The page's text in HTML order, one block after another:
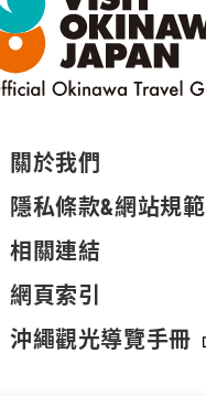
關於我們
隱私條款&網站規範
相關連結
網頁索引
沖繩觀光導覽手冊